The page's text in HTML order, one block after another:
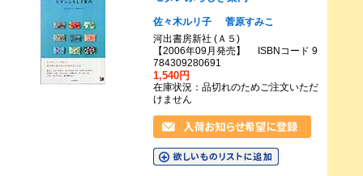
佐々木ルリ子
菅原すみこ
河出書房新社 (Ａ５)
【2006年09月発売】 ISBNコード 9
784309280691
1,540円
在庫状況：品切れのためご注文いただ
けません